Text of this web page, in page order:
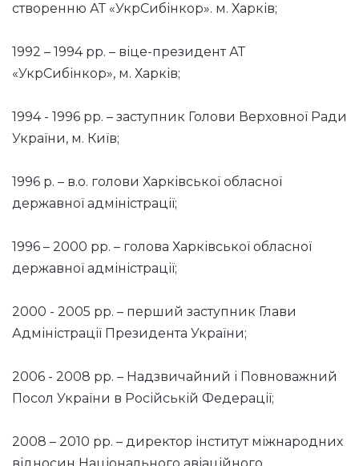
створенню АТ «УкрСибінкор». м. Харків;
1992 – 1994 рр. – віце-президент АТ
«УкрСибінкор», м. Харків;
1994 - 1996 рр. – заступник Голови Верховної Ради
України, м. Київ;
1996 р. – в.о. голови Харківської обласної
державної адміністрації;
1996 – 2000 рр. – голова Харківської обласної
державної адміністрації;
2000 - 2005 рр. – перший заступник Глави
Адміністрації Президента України;
2006 - 2008 рр. – Надзвичайний і Повноважний
Посол України в Російській Федерації;
2008 – 2010 рр. – директор інститут міжнародних